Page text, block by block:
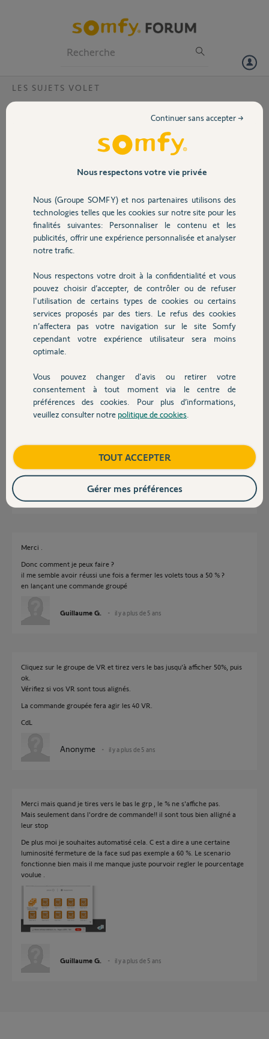
Volet
Sécurité
Domotique
Chauffage
Autres produits
Devis avec un pro
Contact
LES SUJETS VOLET
Réglages volets 50 % sous io
Je gères avec Tahoma 40 volets sous IO qui sont répartie en sud, nord
je souhaite pouvoir régler dans les scenarios la fermeture a 50 % ou
J ai bien trouvé pour régler de façon manuel dans les scenarios mais c
est jamais super bien alignés.
Pouvez vous me donné la méthode pour régler cela avec des
pourcentages?
Guillaume G.
il y a plus de 5 ans
Participer au fil de discussion
Réponses
Bonjour,
Vous ne pouvez pas manoeuvrer vos VR en %.
Anonyme il y a plus de 5 ans
Merci .
Donc comment je peux faire ?
il me semble avoir réussi une fois a fermer les volets tous a 50 % ?
en lançant une commande groupé
Guillaume G. il y a plus de 5 ans
Cliquez sur le groupe de VR et tirez vers le bas jusqu'à afficher 50%, puis
ok.
Vérifiez si vos VR sont tous alignés.
La commande groupée fera agir les 40 VR.
CdL
Anonyme il y a plus de 5 ans
Merci mais quand je tires vers le bas le grp , le % ne s'affiche pas.
Mais seulement dans l'ordre de commande!! il sont tous bien alligné a
leur stop
De plus moi je souhaites automatisé cela. C est a dire a une certaine
luminosité fermeture de la face sud pas exemple a 60 %. Le scenario
fonctionne bien mais il me manque juste pourvoir regler le pourcentage
voulue .
Guillaume G. il y a plus de 5 ans
Nous respectons votre vie privée
Nous (Groupe SOMFY) et nos partenaires utilisons des
technologies telles que les cookies sur notre site pour les
finalités suivantes: Personnaliser le contenu et les
publicités, offrir une expérience personnalisée et analyser
notre trafic.
Nous respectons votre droit à la confidentialité et vous
pouvez choisir d’accepter, de contrôler ou de refuser
l'utilisation de certains types de cookies ou certains
services proposés par des tiers. Le refus des cookies
n’affectera pas votre navigation sur le site Somfy
cependant votre expérience utilisateur sera moins
optimale.
Vous pouvez changer d'avis ou retirer votre
consentement à tout moment via le centre de
préférences des cookies. Pour plus d’informations,
veuillez consulter notre politique de cookies
Continuer sans accepter →
TOUT ACCEPTER
Gérer mes préférences